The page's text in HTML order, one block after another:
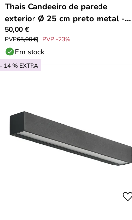
Thais Candeeiro de parede
exterior Ø 25 cm preto metal -
Lucande
50,00 €
PVP65,00 € PVP -23%
Em stock
- 14 % EXTRA